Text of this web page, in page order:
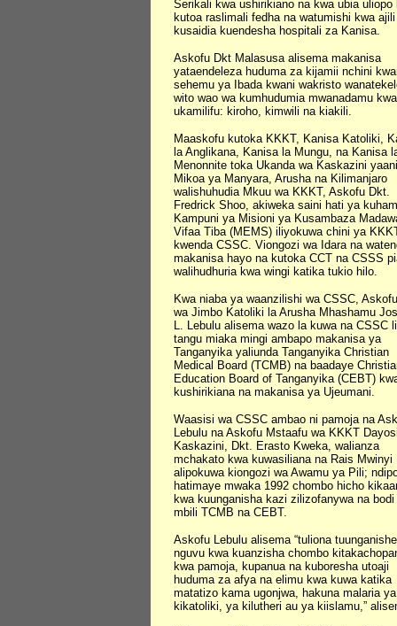
Serikali kwa ushirikiano na kwa ubia uliopo
kutoa raslimali fedha na watumishi kwa
kusaidia kuendesha hospitali za Kanisa.
Askofu Dkt Malasusa alisema makanisa
yataendeleza huduma za kijamii nchini
sehemu ya Ibada kwani wakristo
wito wao wa kumhudumia mwanadamu kwa
ukamilifu: kiroho, kimwili na kiakili.
Maaskofu kutoka KKKT, Kanisa Katoliki,
la Anglikana, Kanisa la Mungu, na Kanisa
Menonnite toka Ukanda wa Kaskazini yaani
Mikoa ya Manyara, Arusha na Kilimanjaro
walishuhudia Mkuu wa KKKT, Askofu Dkt.
Fredrick Shoo, akiweka saini hati ya
Kampuni ya Misioni ya Kusambaza
Vifaa Tiba (MEMS) iliyokuwa chini ya
kwenda CSSC. Viongozi wa Idara na
makanisa hayo na kutoka CCT na CSSS
walihudhuria kwa wingi katika tukio hilo.
Kwa niaba ya waanzilishi wa CSSC,
wa Jimbo Katoliki la Arusha Mhashamu
L. Lebulu alisema wazo la kuwa na CSSC
tangu miaka mingi ambapo makanisa ya
Tanganyika yaliunda Tanganyika Christian
Medical Board (TCMB) na baadaye
Education Board of Tanganyika (CEBT)
kushirikiana na makanisa ya Ujeumani.
Waasisi wa CSSC ambao ni pamoja na
Lebulu na Askofu Mstaafu wa KKKT
Kaskazini, Dkt. Erasto Kweka, walianza
mchakato kwa kuwasiliana na Rais Mwinyi
alipokuwa kiongozi wa Awamu ya Pili;
hatimaye mwaka 1992 chombo hicho
kwa kuunganisha kazi zilizofanywa na
mbili TCMB na CEBT.
Askofu Lebulu alisema “tuliona tuunganishe
nguvu kwa kuanzisha chombo
kwa pamoja, kupanua na kuboresha utoaji
huduma za afya na elimu kwa kuwa katika
matatizo kama ugonjwa, hakuna malaria ya
kikatoliki, ya kilutheri au ya kiislamu,”